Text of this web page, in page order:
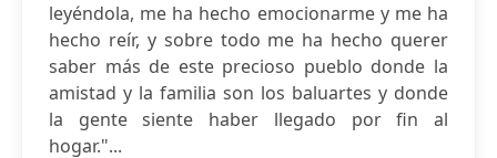
leyéndola, me ha hecho emocionarme y me ha
hecho reír, y sobre todo me ha hecho querer
saber más de este precioso pueblo donde la
amistad y la familia son los baluartes y donde
la gente siente haber llegado por fin al
hogar."...